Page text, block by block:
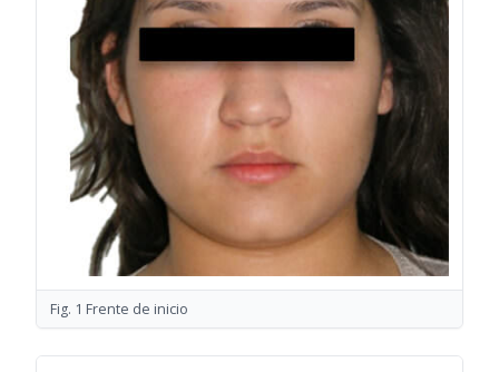
Fig. 1 Frente de inicio